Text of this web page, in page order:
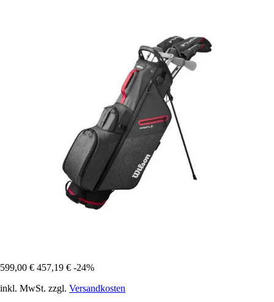
599,00 € 457,19 € -24%
inkl. MwSt. zzgl. Versandkosten